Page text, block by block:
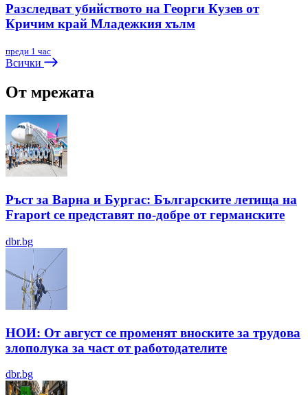
Разследват убийството на Георги Кузев от
Кричим край Младежкия хълм
преди 1 час
Всички
От мрежата
Ръст за Варна и Бургас: Българските летища на
Fraport се представят по-добре от германските
dbr.bg
НОИ: От август се променят вноските за трудова
злополука за част от работодателите
dbr.bg